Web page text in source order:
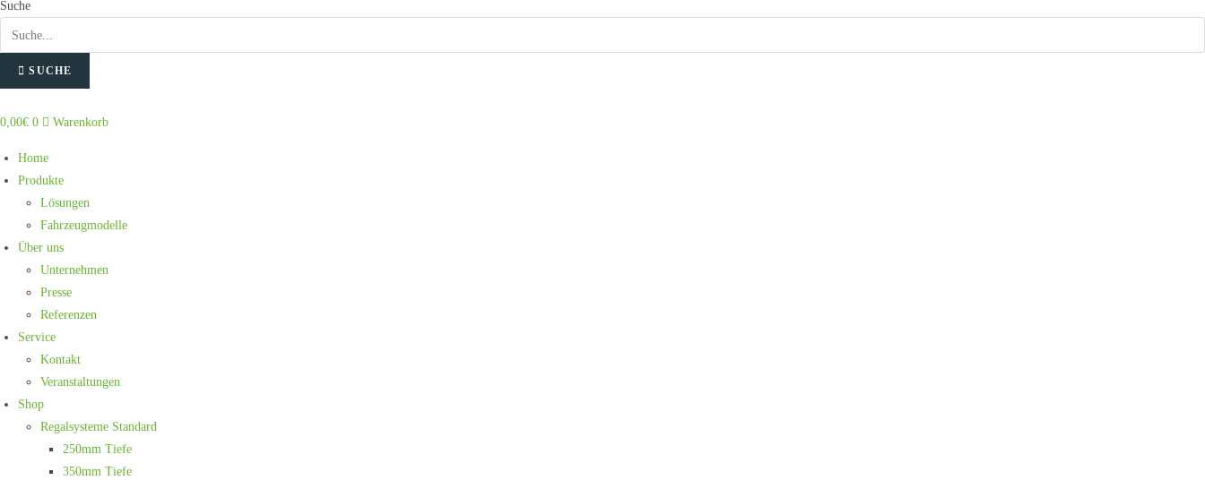
Suche
SUCHE
0,00€ 0 Warenkorb
Home
Produkte
Lösungen
Fahrzeugmodelle
Über uns
Unternehmen
Presse
Referenzen
Service
Kontakt
Veranstaltungen
Shop
Regalsysteme Standard
250mm Tiefe
350mm Tiefe